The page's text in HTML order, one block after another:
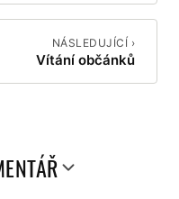
NÁSLEDUJÍCÍ ›
Vítání občánků